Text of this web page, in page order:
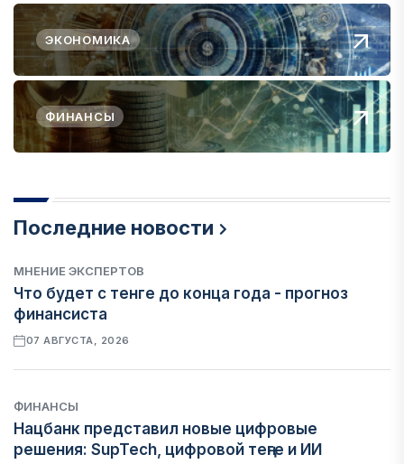
ЭКОНОМИКА
ФИНАНСЫ
Последние новости
МНЕНИЕ ЭКСПЕРТОВ
Что будет с тенге до конца года - прогноз
финансиста
07 АВГУСТА, 2026
ФИНАНСЫ
Нацбанк представил новые цифровые
решения: SupTech, цифровой теңге и ИИ